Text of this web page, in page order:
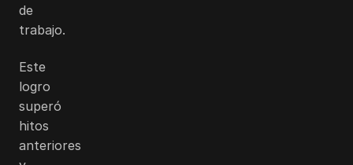
de
trabajo.
Este
logro
superó
hitos
anteriores